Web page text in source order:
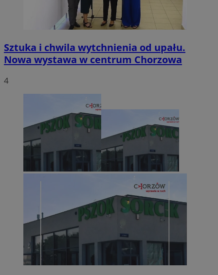
Sztuka i chwila wytchnienia od upału.
Nowa wystawa w centrum Chorzowa
4